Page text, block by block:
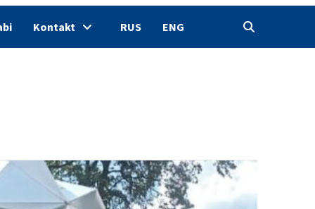
Kontakt RUS ENG